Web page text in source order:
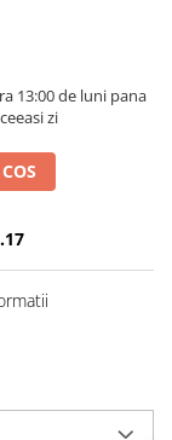
13:00 de luni pana
zi